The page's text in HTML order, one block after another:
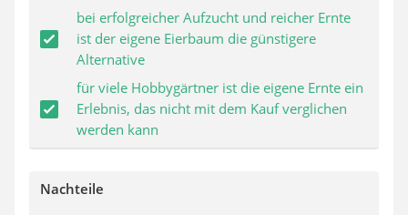
bei erfolgreicher Aufzucht und reicher Ernte
ist der eigene Eierbaum die günstigere
Alternative
für viele Hobbygärtner ist die eigene Ernte ein
Erlebnis, das nicht mit dem Kauf verglichen
werden kann
Nachteile